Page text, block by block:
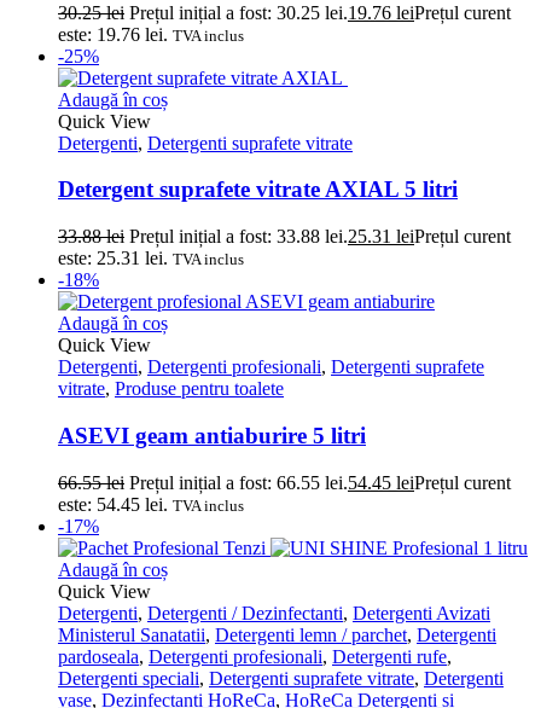
30.25lei Prețul inițial a fost: 30.25 lei.19.76 leiPrețul curent
este: 19.76 lei. TVA inclus
-25%
Adaugă în coș
Quick View
Detergenti, Detergenti suprafete vitrate
Detergent suprafete vitrate AXIAL 5 litri
33.88lei Prețul inițial a fost: 33.88 lei.25.31 leiPrețul curent
este: 25.31 lei. TVA inclus
-18%
Adaugă în coș
Quick View
Detergenti, Detergenti profesionali, Detergenti suprafete
vitrate, Produse pentru toalete
ASEVI geam antiaburire 5 litri
66.55lei Prețul inițial a fost: 66.55 lei.54.45 leiPrețul curent
este: 54.45 lei. TVA inclus
-17%
Adaugă în coș
Quick View
Detergenti, Detergenti / Dezinfectanti, Detergenti Avizati
Ministerul Sanatatii, Detergenti lemn / parchet, Detergenti
pardoseala, Detergenti profesionali, Detergenti rufe,
Detergenti speciali, Detergenti suprafete vitrate, Detergenti
vase, Dezinfectanti HoReCa, HoReCa Detergenti si